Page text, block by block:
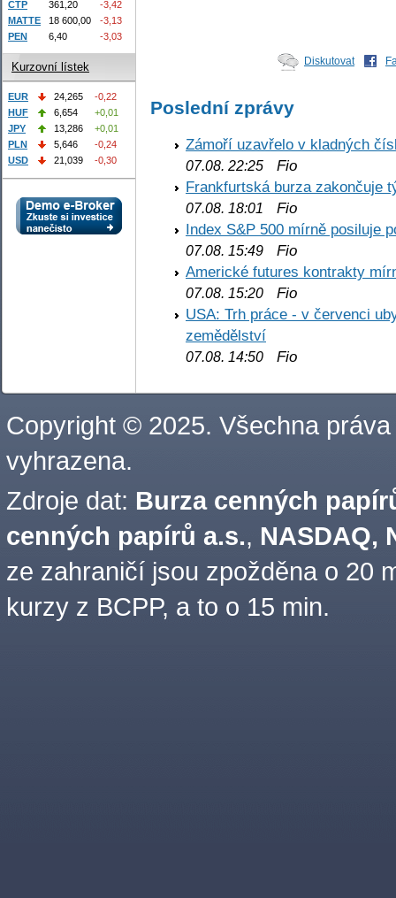
Diskutovat
Poslední zprávy
Zámoří uzavřelo v kladných
07.08. 22:25 Fio
Frankfurtská burza zakončuje
07.08. 18:01
Fio
Index S&P 500 mírně posiluje
07.08. 15:49 Fio
Americké futures kontrakty
07.08. 15:20 Fio
USA: Trh práce - v červenci
zemědělství
07.08. 14:50 Fio
CTP
361,20
-3,42
MATTE
18 600,00
-3,13
PEN
6,40 -3,03
Kurzovní lístek
EUR 24,265
-0,22
HUF
6,654
+0,01
JPY
13,286
+0,01
PLN
5,646
-0,24
USD
21,039 -0,30
Copyright © 2025. Všechna práva
vyhrazena.
Zdroje dat: Burza cenných
cenných papírů a.s., NASDAQ,
ze zahraničí jsou zpožděna o 20
kurzy z BCPP, a to o 15 min.